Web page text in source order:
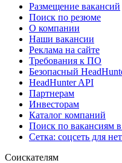
Размещение вакансий
Поиск по резюме
О компании
Наши вакансии
Реклама на сайте
Требования к ПО
Безопасный
HeadHunter API
Партнерам
Инвесторам
Каталог компаний
Поиск по вакансиям
Сетка: соцсеть для
Соискателям